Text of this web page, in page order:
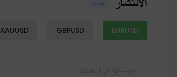
الانتشار عمومًا
EURUSD
GBPUSD
XAUUSD
متوسط ​​الانتشار (point)